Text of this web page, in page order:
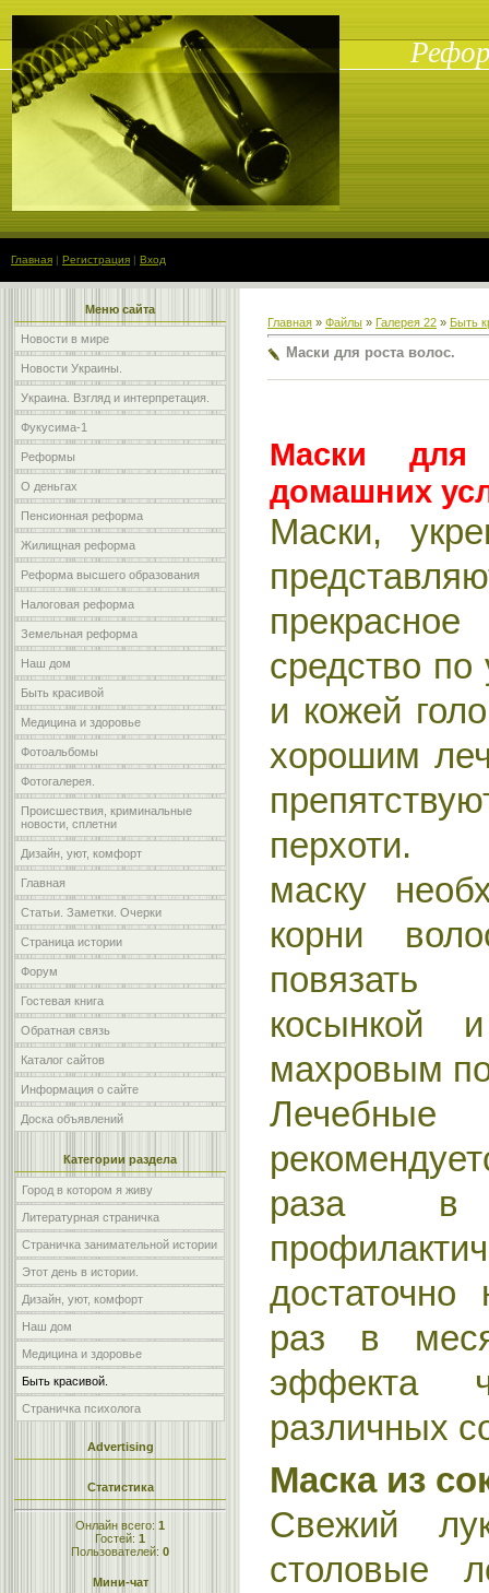
Главная | Регистрация | Вход
Меню сайта
Новости в мире
Новости Украины.
Украина. Взгляд и интерпретация.
Фукусима-1
Реформы
О деньгах
Пенсионная реформа
Жилищная реформа
Реформа высшего образования
Налоговая реформа
Земельная реформа
Наш дом
Быть красивой
Медицина и здоровье
Фотоальбомы
Фотогалерея.
Происшествия, криминальные
новости, сплетни
Дизайн, уют, комфорт
Главная
Статьи. Заметки. Очерки
Страница истории
Форум
Гостевая книга
Обратная связь
Каталог сайтов
Информация о сайте
Доска объявлений
Категории раздела
Город в котором я живу
Литературная страничка
Страничка занимательной истории
Этот день в истории.
Дизайн, уют, комфорт
Наш дом
Медицина и здоровье
Быть красивой.
Страничка психолога
Advertising
Статистика
Онлайн всего: 1
Гостей: 1
Пользователей: 0
Мини-чат
Главная » Файлы » Галерея 22 » Быть
Маски для роста волос.
Маски
домашних
Маски,
средство по
и кожей
хорошим
перхоти.
маску
корни
повязать
косынкой
махровым
раза
раз в
эффекта
различных
Маска из
Свежий
столовые